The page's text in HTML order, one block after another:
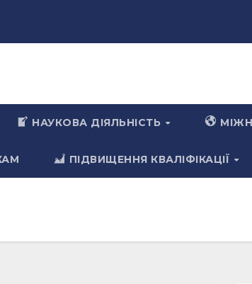
НАУКОВА ДІЯЛЬНІСТЬ
ПІДВИЩЕННЯ КВАЛІФІКАЦІЇ